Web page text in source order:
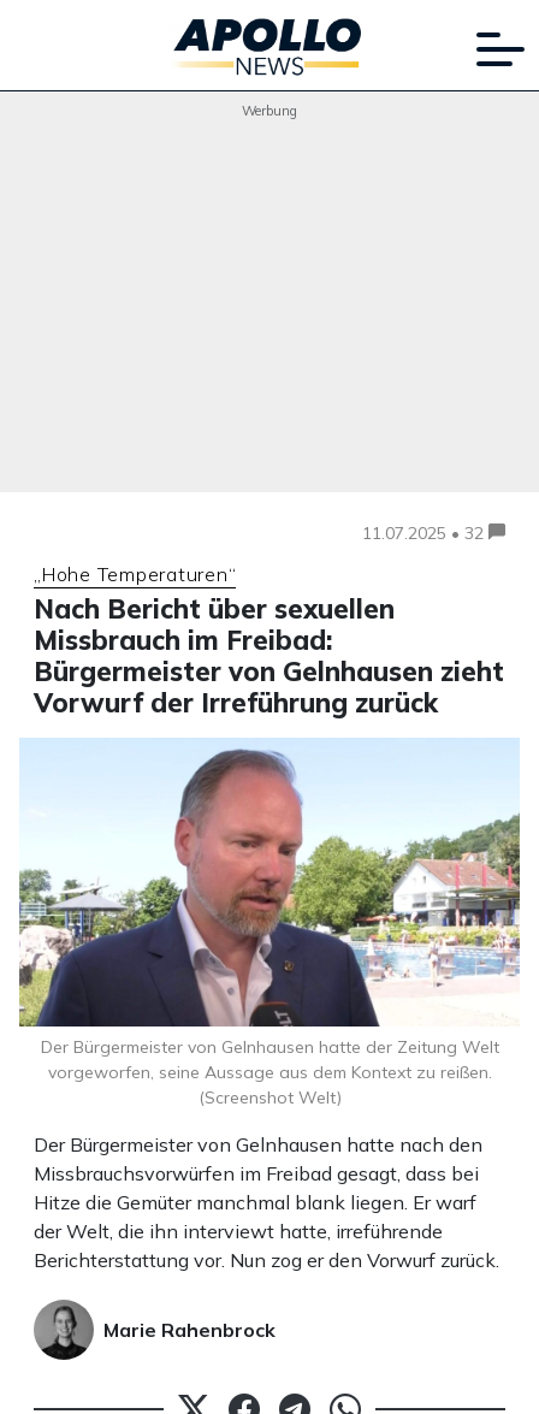
Werbung
11.07.2025 • 32
„Hohe Temperaturen“
Nach Bericht über sexuellen
Missbrauch im Freibad:
Bürgermeister von Gelnhausen zieht
Vorwurf der Irreführung zurück
Der Bürgermeister von Gelnhausen hatte nach den
Missbrauchsvorwürfen im Freibad gesagt, dass bei
Hitze die Gemüter manchmal blank liegen. Er warf
der Welt, die ihn interviewt hatte, irreführende
Berichterstattung vor. Nun zog er den Vorwurf zurück.
Marie Rahenbrock
Der Bürgermeister von Gelnhausen hatte der Zeitung Welt
vorgeworfen, seine Aussage aus dem Kontext zu reißen.
(Screenshot Welt)